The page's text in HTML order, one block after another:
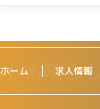
ホーム 求人情報